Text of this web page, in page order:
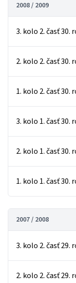
2008 / 2009
3. kolo 2. časť 30.
2. kolo 2. časť 30.
1. kolo 2. časť 30.
3. kolo 1. časť 30.
2. kolo 1. časť 30.
1. kolo 1. časť 30.
2007 / 2008
3. kolo 2. časť 29.
2. kolo 2. časť 29.